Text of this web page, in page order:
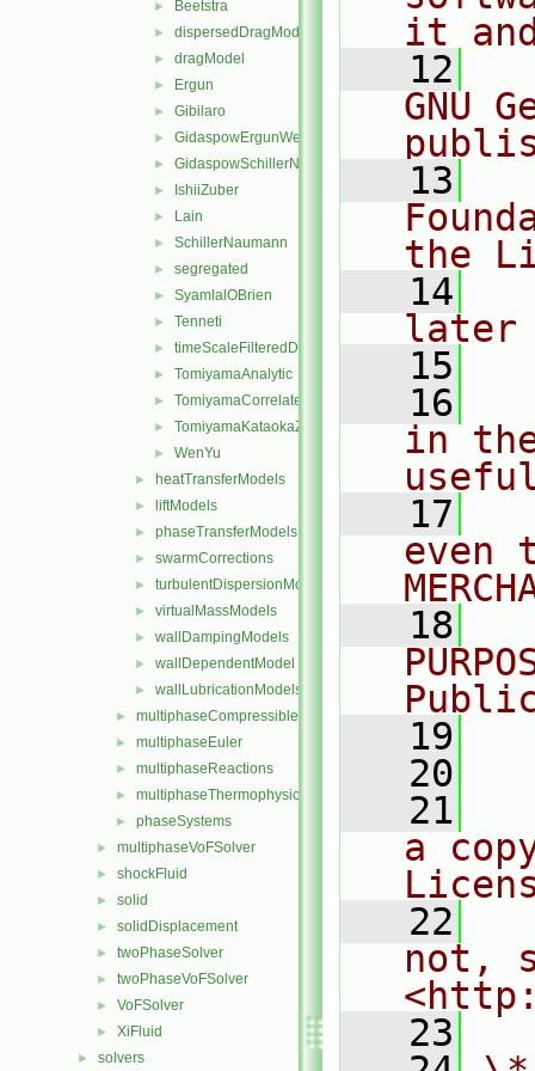
► Beetstra
► dispersedDragModel
► dragModel
► Ergun
► Gibilaro
► GidaspowErgunWenYu
► GidaspowSchillerNaumann
► IshiiZuber
► Lain
► SchillerNaumann
► segregated
► SyamlalOBrien
► Tenneti
► timeScaleFilteredDrag
► TomiyamaAnalytic
► TomiyamaCorrelated
► TomiyamaKataokaZunSakaguchi
► WenYu
► heatTransferModels
► liftModels
► phaseTransferModels
► swarmCorrections
► turbulentDispersionModels
► virtualMassModels
► wallDampingModels
► wallDependentModel
► wallLubricationModels
► multiphaseCompressibleMomentumTransportModels
► multiphaseEuler
► multiphaseReactions
► multiphaseThermophysicalTransportModels
► phaseSystems
► multiphaseVoFSolver
► shockFluid
► solid
► solidDisplacement
► twoPhaseSolver
► twoPhaseVoFSolver
► VoFSolver
► XiFluid
► solvers
it
   12
GNU
   13
the
   14
later
   15
   16
in
   17
even
   18
   19
   20
   21
a
   22
not,
   23